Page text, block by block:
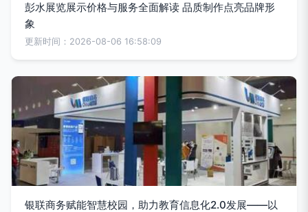
彭水展览展示价格与服务全面解读 品质制作点亮品牌形
象
更新时间：2026-08-06 16:58:09
银联商务赋能智慧校园，助力教育信息化2.0发展——以